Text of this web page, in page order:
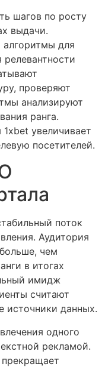
шагов по росту
выдачи.
для
релевантности
проверяют
анализируют
ранга.
увеличивает
посетителей.
поток
Аудитория
чем
в итогах
имидж
считают
источники данных.
одного
рекламой.